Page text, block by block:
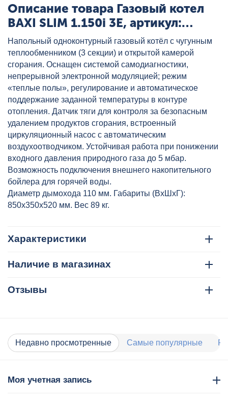
Описание товара Газовый котел
BAXI SLIM 1.150i 3E, артикул:
WSB43115301-
Напольный одноконтурный газовый котёл с чугунным
теплообменником (3 секции) и открытой камерой
сгорания. Оснащен системой самодиагностики,
непрерывной электронной модуляцией; режим
«теплые полы», регулирование и автоматическое
поддержание заданной температуры в контуре
отопления. Датчик тяги для контроля за безопасным
удалением продуктов сгорания, встроенный
циркуляционный насос с автоматическим
воздухоотводчиком. Устойчивая работа при понижении
входного давления природного газа до 5 мбар.
Возможность подключения внешнего накопительного
бойлера для горячей воды.
Диаметр дымохода 110 мм. Габариты (ВхШхГ):
850х350х520 мм. Вес 89 кг.
Характеристики
Наличие в магазинах
Отзывы
Недавно просмотренные Самые популярные
Моя учетная запись